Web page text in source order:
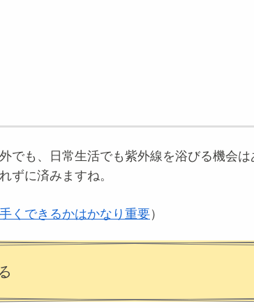
でも、日常生活でも紫外線を浴びる機会は
ずに済みますね。
くできるかはかなり重要）